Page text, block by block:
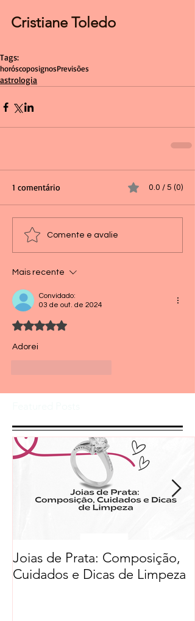
Cristiane Toledo
Tags:
horóscoposignosPrevisões
astrologia
1 comentário 0.0 / 5 (0)
Comente e avalie
Mais recente
Convidado:
03 de out. de 2024
Avaliado com 5 de 5 estrelas.
Adorei
Joias de Prata: Composição,
Cuidados e Dicas de Limpeza